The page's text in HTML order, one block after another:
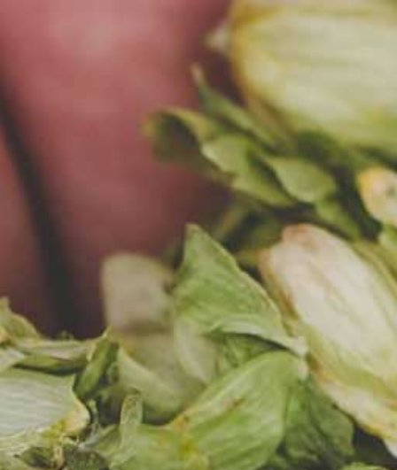
5.05.2022
NOWOŚĆ – ŻYTNIA IPA